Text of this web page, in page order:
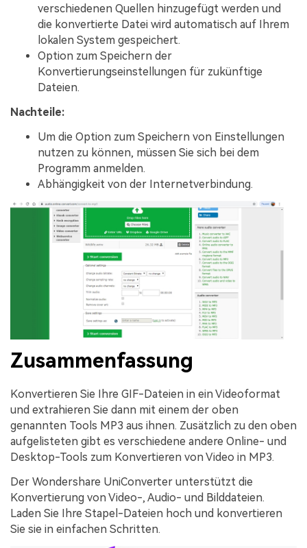
verschiedenen Quellen hinzugefügt werden und
die konvertierte Datei wird automatisch auf Ihrem
lokalen System gespeichert.
Option zum Speichern der
Konvertierungseinstellungen für zukünftige
Dateien.
Nachteile:
Um die Option zum Speichern von Einstellungen
nutzen zu können, müssen Sie sich bei dem
Programm anmelden.
Abhängigkeit von der Internetverbindung.
Zusammenfassung
Konvertieren Sie Ihre GIF-Dateien in ein Videoformat
und extrahieren Sie dann mit einem der oben
genannten Tools MP3 aus ihnen. Zusätzlich zu den oben
aufgelisteten gibt es verschiedene andere Online- und
Desktop-Tools zum Konvertieren von Video in MP3.
Der Wondershare UniConverter unterstützt die
Konvertierung von Video-, Audio- und Bilddateien.
Laden Sie Ihre Stapel-Dateien hoch und konvertieren
Sie sie in einfachen Schritten.